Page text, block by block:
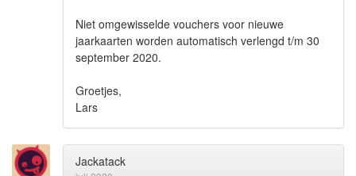
Niet omgewisselde vouchers voor nieuwe
jaarkaarten worden automatisch verlengd t/m 30
september 2020.
Groetjes,
Lars
Jackatack